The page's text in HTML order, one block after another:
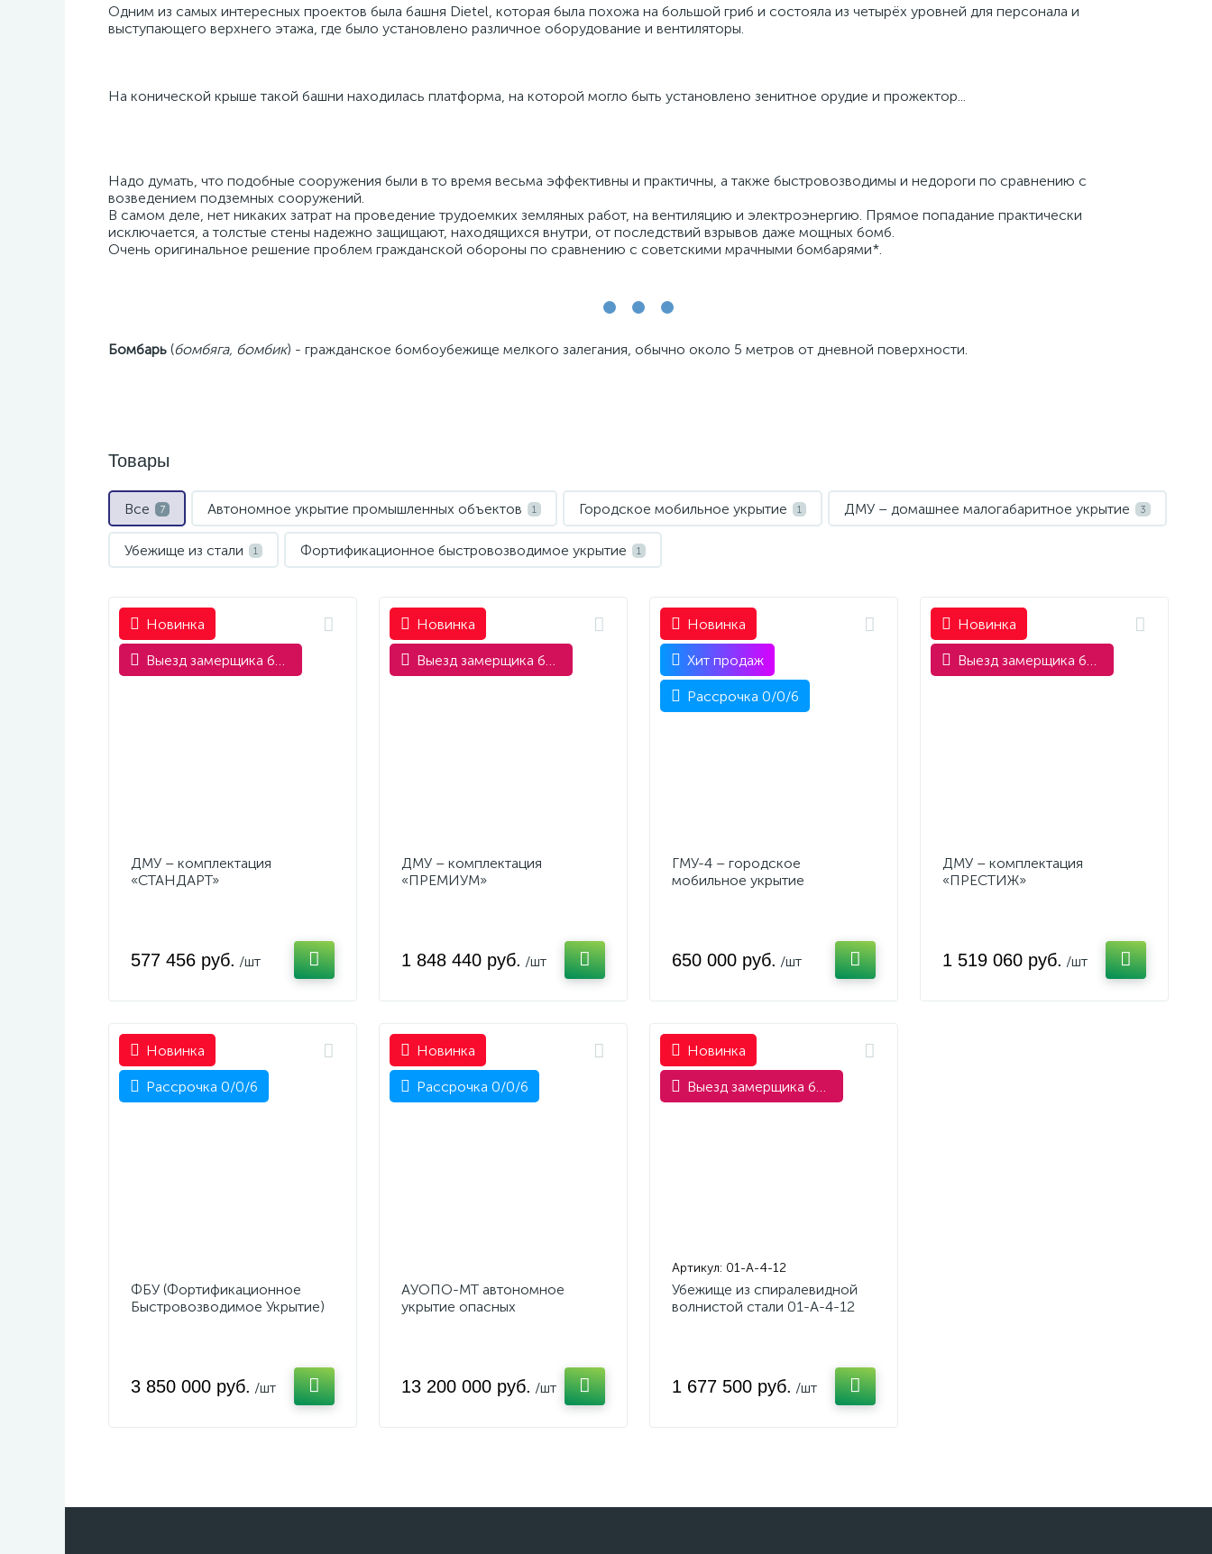
Одним из самых интересных проектов была башня Dietel, которая была похожа на большой гриб и состояла из четырёх уровней для персонала и
выступающего верхнего этажа, где было установлено различное оборудование и вентиляторы.
На конической крыше такой башни находилась платформа, на которой могло быть установлено зенитное орудие и прожектор...
Надо думать, что подобные сооружения были в то время весьма эффективны и практичны, а также быстровозводимы и недороги по сравнению с
возведением подземных сооружений.
В самом деле, нет никаких затрат на проведение трудоемких земляных работ, на вентиляцию и электроэнергию. Прямое попадание практически
исключается, а толстые стены надежно защищают, находящихся внутри, от последствий взрывов даже мощных бомб.
Очень оригинальное решение проблем гражданской обороны по сравнению с советскими мрачными бомбарями*.
Бомбарь (бомбяга, бомбик) - гражданское бомбоубежище мелкого залегания, обычно около 5 метров от дневной поверхности.
Товары
Все 7 Автономное укрытие промышленных объектов 1 Городское мобильное укрытие 1 ДМУ – домашнее малогабаритное укрытие 3
Убежище из стали 1 Фортификационное быстровозводимое укрытие 1
Новинка
Выезд замерщика бесплатно
ДМУ – комплектация
«СТАНДАРТ»
577 456 руб. /шт
Новинка
Выезд замерщика бесплатно
ДМУ – комплектация
«ПРЕМИУМ»
1 848 440 руб. /шт
Новинка
Хит продаж
Рассрочка 0/0/6
ГМУ-4 – городское
мобильное укрытие
650 000 руб. /шт
Новинка
Выезд замерщика бесплатно
ДМУ – комплектация
«ПРЕСТИЖ»
1 519 060 руб. /шт
Новинка
Рассрочка 0/0/6
ФБУ (Фортификационное
Быстровозводимое Укрытие)
3 850 000 руб. /шт
Новинка
Рассрочка 0/0/6
АУОПО-МТ автономное
укрытие опасных
13 200 000 руб. /шт
Новинка
Выезд замерщика бесплатно
Артикул: 01-А-4-12
Убежище из спиралевидной
волнистой стали 01-А-4-12
1 677 500 руб. /шт